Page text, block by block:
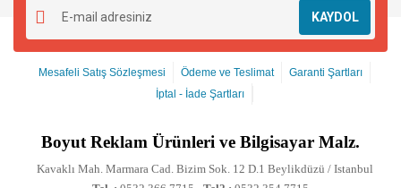
KAYDOL
Mesafeli Satış Sözleşmesi Ödeme ve Teslimat
Garanti Şartları
İptal - İade Şartları
Boyut Reklam Ürünleri ve Bilgisayar Malz.
Kavaklı Mah. Marmara Cad. Bizim Sok. 12 D.1 Beylikdüzü / Istanbul